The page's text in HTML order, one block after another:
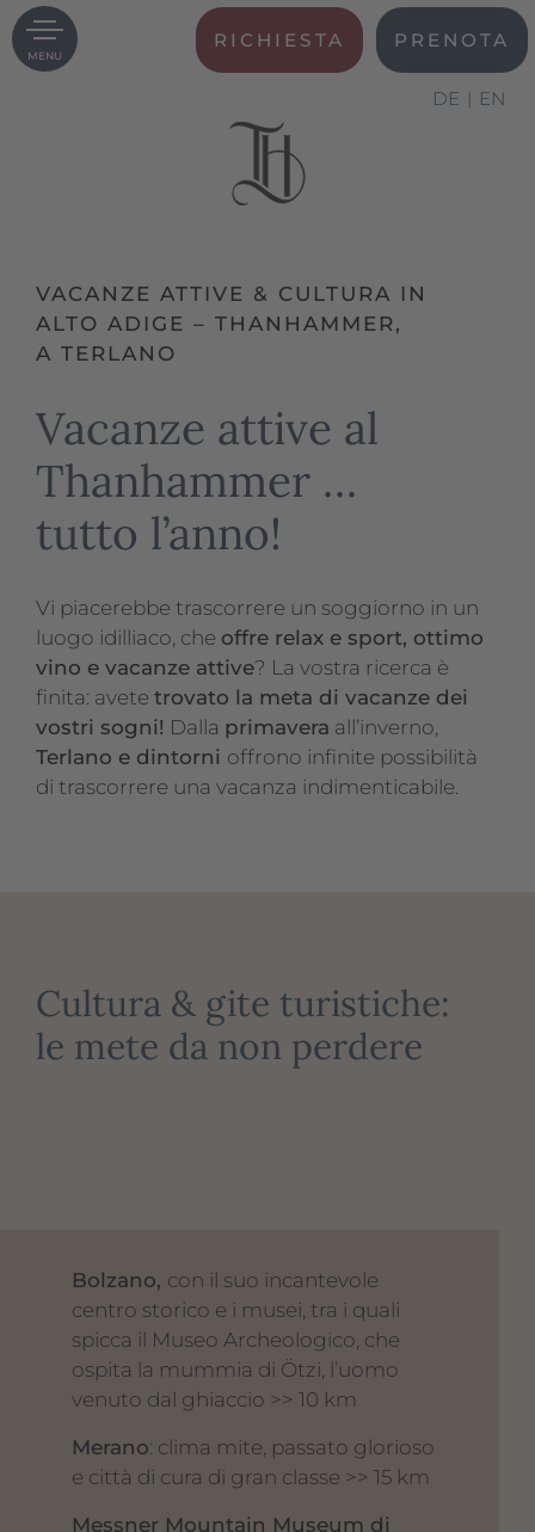
MENU
RICHIESTA PRENOTA
DE EN
VACANZE ATTIVE & CULTURA IN
ALTO ADIGE – THANHAMMER,
A TERLANO
Vacanze attive al
Thanhammer …
tutto l’anno!
Vi piacerebbe trascorrere un soggiorno in un
luogo idilliaco, che offre relax e sport, ottimo
vino e vacanze attive? La vostra ricerca è
finita: avete trovato la meta di vacanze dei
vostri sogni! Dalla primavera all’inverno,
Terlano e dintorni offrono infinite possibilità
di trascorrere una vacanza indimenticabile.
Cultura & gite turistiche:
le mete da non perdere
Bolzano, con il suo incantevole
centro storico e i musei, tra i quali
spicca il Museo Archeologico, che
ospita la mummia di Ötzi, l’uomo
venuto dal ghiaccio >> 10 km
Merano: clima mite, passato glorioso
e città di cura di gran classe >> 15 km
Messner Mountain Museum di